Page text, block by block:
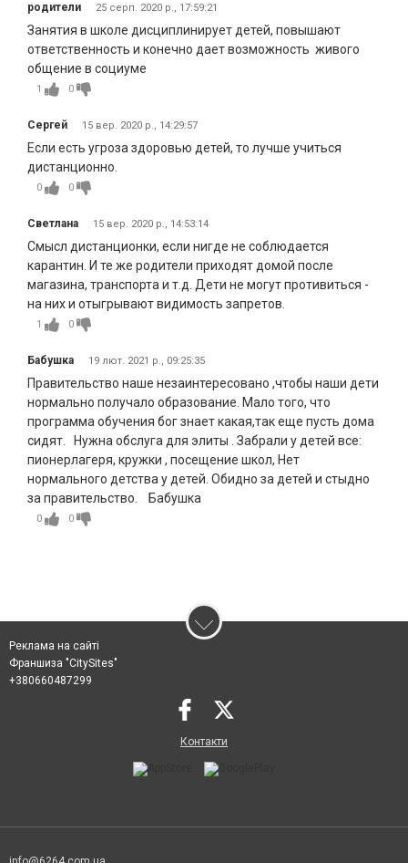
родители 25 серп. 2020 р., 17:59:21
Занятия в школе дисциплинирует детей, повышают
ответственность и конечно дает возможность живого
общение в социуме
1 0
Сергей 15 вер. 2020 р., 14:29:57
Если есть угроза здоровью детей, то лучше учиться
дистанционно.
0 0
Светлана 15 вер. 2020 р., 14:53:14
Смысл дистанционки, если нигде не соблюдается
карантин. И те же родители приходят домой после
магазина, транспорта и т.д. Дети не могут противиться -
на них и отыгрывают видимость запретов.
1 0
Бабушка 19 лют. 2021 р., 09:25:35
Правительство наше незаинтересовано ,чтобы наши дети
нормально получало образование. Мало того, что
программа обучения бог знает какая,так еще пусть дома
сидят. Нужна обслуга для элиты . Забрали у детей все:
пионерлагеря, кружки , посещение школ, Нет
нормального детства у детей. Обидно за детей и стыдно
за правительство. Бабушка
0 0
Реклама на сайті
Франшиза "CitySites"
+380660487299
Контакти